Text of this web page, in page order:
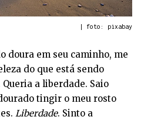
| foto: pixabay
doura em seu caminho, me
do que está sendo
a liberdade. Saio
tingir o meu rosto
Liberdade. Sinto a